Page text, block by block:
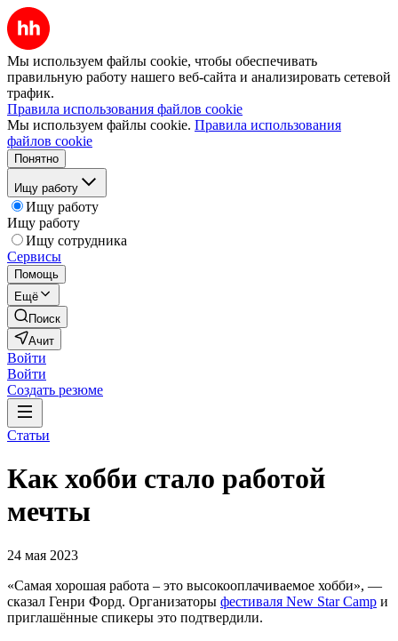
Мы используем файлы cookie, чтобы обеспечивать
правильную работу нашего веб-сайта и анализировать сетевой
трафик.
Правила использования файлов cookie
Мы используем файлы cookie. Правила использования
файлов cookie
Понятно
Ищу работу
Ищу работу
Ищу работу
Ищу сотрудника
Сервисы
Помощь
Ещё
Поиск
Ачит
Войти
Войти
Создать резюме
Статьи
Как хобби стало работой
мечты
24 мая 2023
«Самая хорошая работа – это высокооплачиваемое хобби», —
сказал Генри Форд. Организаторы фестиваля New Star Camp и
приглашённые спикеры это подтвердили.